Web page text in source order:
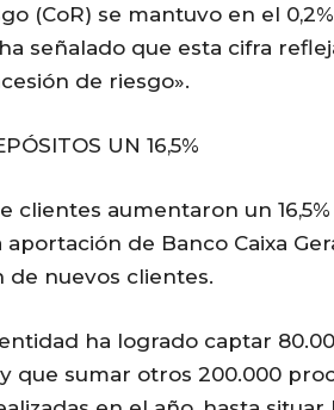
(CoR) se mantuvo en el
señalado que esta cifra
de riesgo».
UN 16,5%
clientes aumentaron un
de Banco Caixa
de nuevos clientes.
ha logrado captar
que sumar otros 200.000